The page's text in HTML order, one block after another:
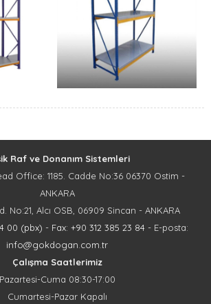
Raf ve Donanım Sistemleri
Office: 1185. Cadde No:36 06370 Ostim -
ANKARA
No:21, Alcı OSB, 06909 Sincan - ANKARA
00 (pbx) - Fax: +90 312 385 23 84 - E-posta:
info@gokdogan.com.tr
Çalışma Saatlerimiz
Pazartesi-Cuma 08:30-17:00
Cumartesi-Pazar Kapalı